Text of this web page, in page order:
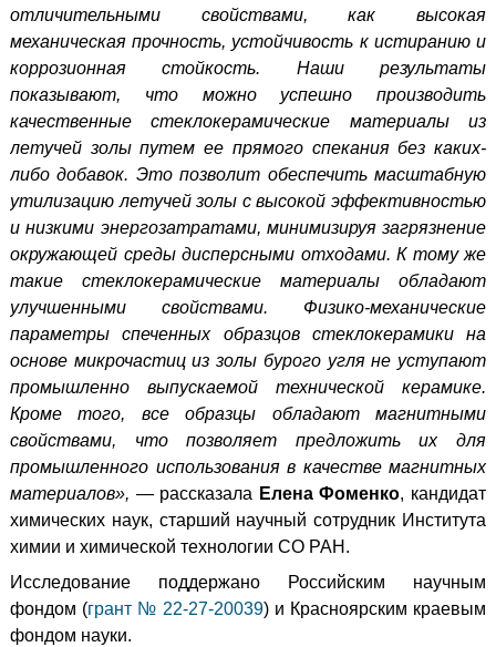
отличительными свойствами, как высокая
механическая прочность, устойчивость к истиранию и
коррозионная стойкость. Наши результаты
показывают, что можно успешно производить
качественные стеклокерамические материалы из
летучей золы путем ее прямого спекания без каких-
либо добавок. Это позволит обеспечить масштабную
утилизацию летучей золы с высокой эффективностью
и низкими энергозатратами, минимизируя загрязнение
окружающей среды дисперсными отходами. К тому же
такие стеклокерамические материалы обладают
улучшенными свойствами. Физико-механические
параметры спеченных образцов стеклокерамики на
основе микрочастиц из золы бурого угля не уступают
промышленно выпускаемой технической керамике.
Кроме того, все образцы обладают магнитными
свойствами, что позволяет предложить их для
промышленного использования в качестве магнитных
материалов», — рассказала Елена Фоменко, кандидат
химических наук, старший научный сотрудник Института
химии и химической технологии СО РАН.
Исследование поддержано Российским научным
фондом (грант № 22-27-20039) и Красноярским краевым
фондом науки.